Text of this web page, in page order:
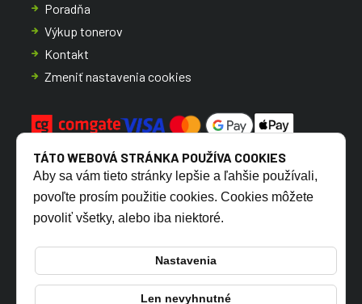
Poradňa
Výkup tonerov
Kontakt
Zmeniť nastavenia cookies
CZ SK
TÁTO WEBOVÁ STRÁNKA POUŽÍVA COOKIES
Aby sa vám tieto stránky lepšie a ľahšie používali,
povoľte prosím použitie cookies. Cookies môžete
povoliť všetky, alebo iba niektoré.
Nastavenia
Len nevyhnutné